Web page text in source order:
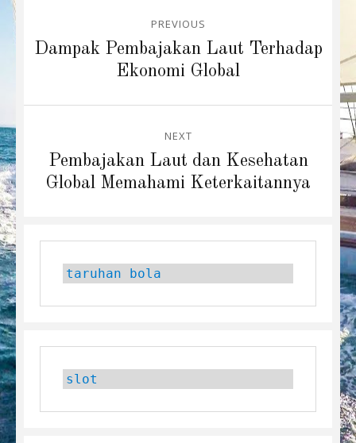
navigation
PREVIOUS
Previous
Dampak Pembajakan Laut Terhadap
Ekonomi Global
NEXT
post:
Pembajakan Laut dan Kesehatan
Global Memahami Keterkaitannya
taruhan bola
slot